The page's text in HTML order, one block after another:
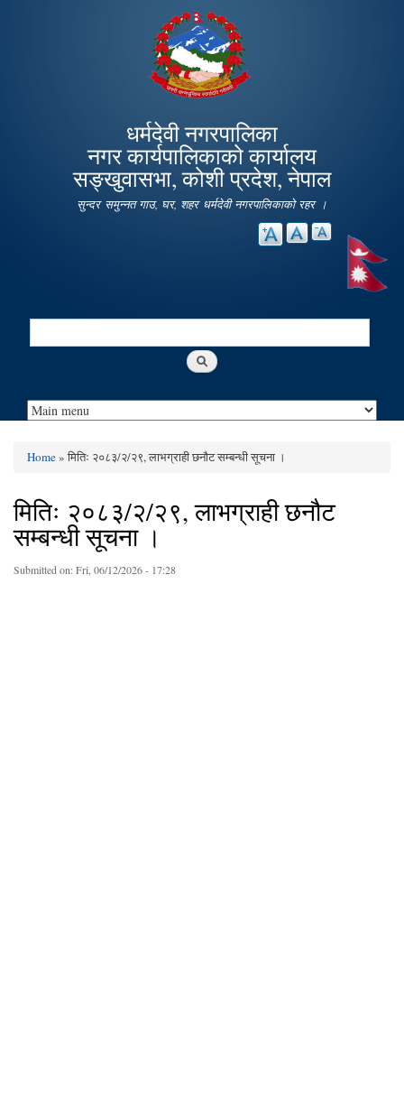
main
content
धर्मदेवी नगरपालिका
नगर कार्यपालिकाको कार्यालय
सङ्खुवासभा, कोशी प्रदेश, नेपाल
सुन्दर समुन्नत गाउ, घर, शहर धर्मदेवी नगरपालिकाको रहर ।
Search
Home» मितिः २०८३/२/२९, लाभग्राही छनौट सम्बन्धी सूचना ।
मितिः २०८३/२/२९, लाभग्राही छनौट
सम्बन्धी सूचना ।
Submitted on:Fri, 06/12/2026 - 17:28